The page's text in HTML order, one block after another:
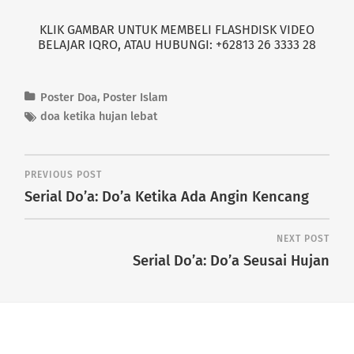
KLIK GAMBAR UNTUK MEMBELI FLASHDISK VIDEO
BELAJAR IQRO, ATAU HUBUNGI: +62813 26 3333 28
Poster Doa, Poster Islam
doa ketika hujan lebat
PREVIOUS POST
Serial Do’a: Do’a Ketika Ada Angin Kencang
NEXT POST
Serial Do’a: Do’a Seusai Hujan